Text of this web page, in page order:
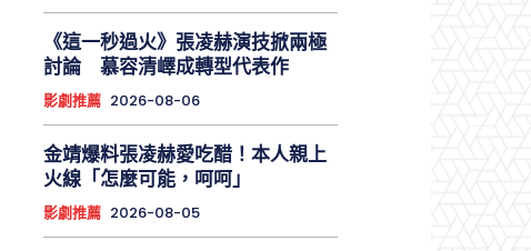
《這一秒過火》張凌赫演技掀兩極
討論 慕容清嶧成轉型代表作
影劇推薦 2026-08-06
金靖爆料張凌赫愛吃醋！本人親上
火線「怎麼可能，呵呵」
影劇推薦 2026-08-05